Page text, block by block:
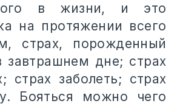
в жизни, и это
на протяжении всего
страх, порожденный
завтрашнем дне; страх
страх заболеть; страх
Бояться можно чего